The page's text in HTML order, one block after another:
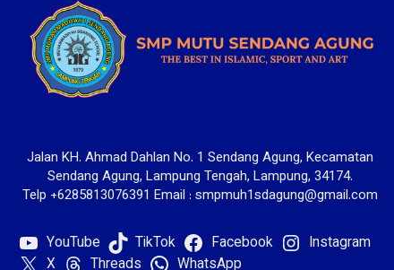
Jalan KH. Ahmad Dahlan No. 1 Sendang Agung, Kecamatan
Sendang Agung, Lampung Tengah, Lampung, 34174.
Telp +6285813076391 Email : smpmuh1sdagung@gmail.com
YouTube TikTok Facebook
Instagram
X
Threads WhatsApp